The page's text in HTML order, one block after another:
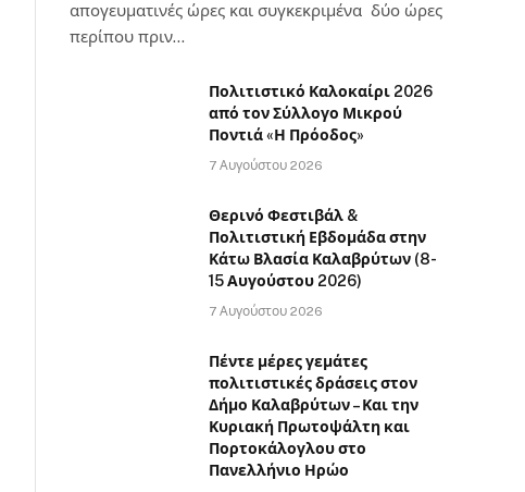
απογευματινές ώρες και συγκεκριμένα δύο ώρες
περίπου πριν…
Πολιτιστικό Καλοκαίρι 2026
από τον Σύλλογο Μικρού
Ποντιά «Η Πρόοδος»
7 Αυγούστου 2026
Θερινό Φεστιβάλ &
Πολιτιστική Εβδομάδα στην
Κάτω Βλασία Καλαβρύτων (8-
15 Αυγούστου 2026)
7 Αυγούστου 2026
Πέντε μέρες γεμάτες
πολιτιστικές δράσεις στον
Δήμο Καλαβρύτων – Και την
Κυριακή Πρωτοψάλτη και
Πορτοκάλογλου στο
Πανελλήνιο Ηρώο